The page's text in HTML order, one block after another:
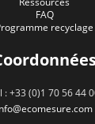
FAQ
recyclage
: +33 (0)1 70 56 44